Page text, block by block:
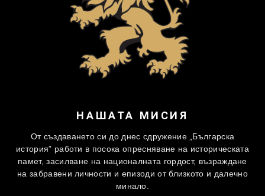
НАШАТА МИСИЯ
От създаването си до днес сдружение „Българска
история” работи в посока опресняване на историческата
памет, засилване на националната гордост, възраждане
на забравени личности и епизоди от близкото и далечно
минало.